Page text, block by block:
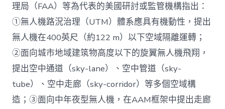
理局（FAA）等為代表的美國研討或監管機構指出：
①無人機路況治理（UTM）體系應具有機動性，提出
無人機在400英尺（約122 m）以下空域隔離運轉；
②面向城市地域建筑物高度以下的旋翼無人機飛翔，
提出空中通道（sky-lane）、空中管道（sky-
tube）、空中走廊（sky-corridor）等多個空域構
造；③面向中年夜型無人機，在AAM框架中提出走廊